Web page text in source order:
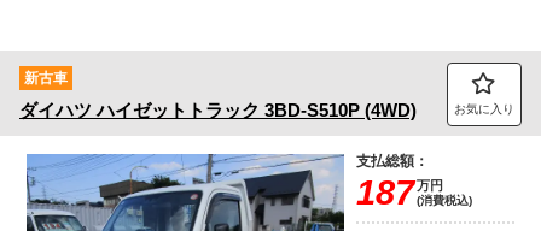
新古車
ダイハツ ハイゼットトラック 3BD-S510P (4WD) お気に入り
支払総額：
187万円
(消費税込)